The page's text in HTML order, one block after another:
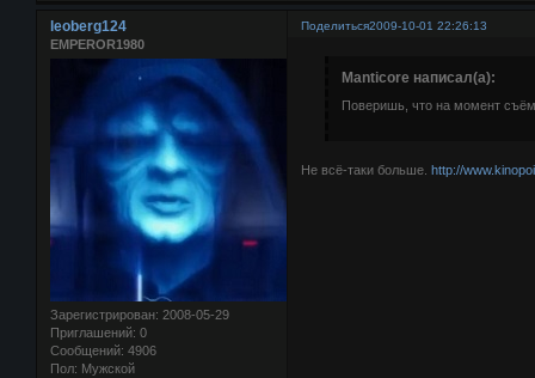
Поделиться2009-10-01 22:26:13
leoberg124
EMPEROR1980
Зарегистрирован: 2008-05-29
Приглашений: 0
Сообщений: 4906
Пол: Мужской
Manticore написал(а):
Поверишь, что на момент
Не всё-таки больше.http://